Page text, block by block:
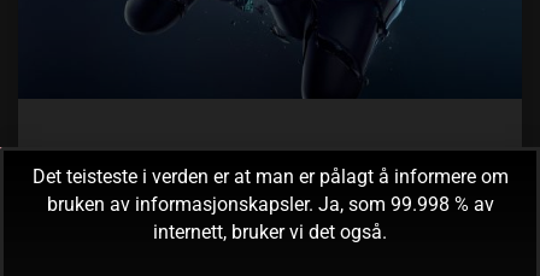
Hva driver dere med, Sony? (#1)
Er ganske interessant å se hva som utfolder seg mellom
konsollene og cross-play for tiden. Microsoft har åpnet for
Det teisteste i verden er at man er pålagt å informere om
bruken av informasjonskapsler. Ja, som 99.998 % av
internett, bruker vi det også.